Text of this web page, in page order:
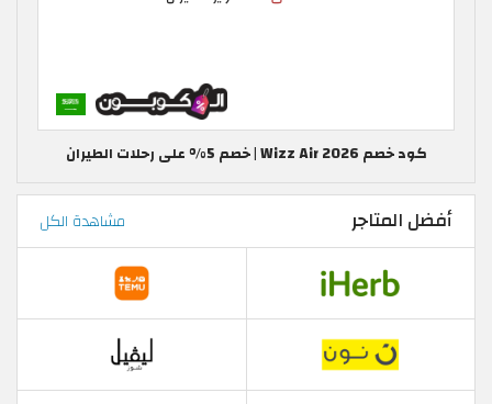
كود خصم Wizz Air 2026 | خصم 5% على رحلات الطيران
أفضل المتاجر مشاهدة الكل